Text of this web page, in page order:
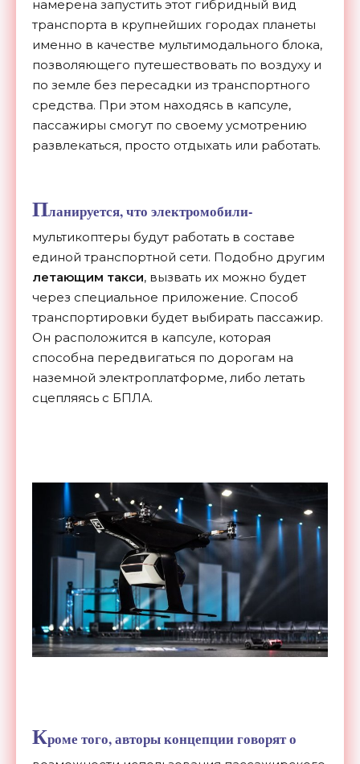
намерена запустить этот гибридный вид
транспорта в крупнейших городах планеты
именно в качестве мультимодального блока,
позволяющего путешествовать по воздуху и
по земле без пересадки из транспортного
средства. При этом находясь в капсуле,
пассажиры смогут по своему усмотрению
развлекаться, просто отдыхать или работать.
Планируется, что электромобили-
мультикоптеры будут работать в составе
единой транспортной сети. Подобно другим
летающим такси, вызвать их можно будет
через специальное приложение. Способ
транспортировки будет выбирать пассажир.
Он расположится в капсуле, которая
способна передвигаться по дорогам на
наземной электроплатформе, либо летать
сцепляясь с БПЛА.
Кроме того, авторы концепции говорят о